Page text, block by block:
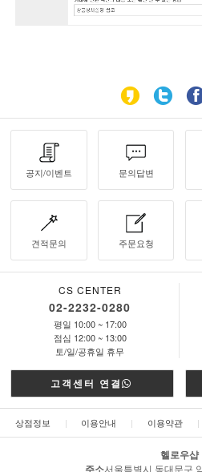
공지/이벤트 문의답변
견적문의 주문요청
CS CENTER
02-2232-0280
평일 10:00 ~ 17:00
점심 12:00 ~ 13:00
토/일/공휴일 휴무
고객센터 연결
상점정보 | 이용안내 | 이용약관 |
헬로우샵
주소서울특별시 동대문구